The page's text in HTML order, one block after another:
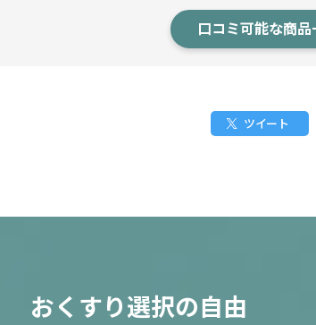
口コミ可能な商品
ツイート
おくすり選択の自由